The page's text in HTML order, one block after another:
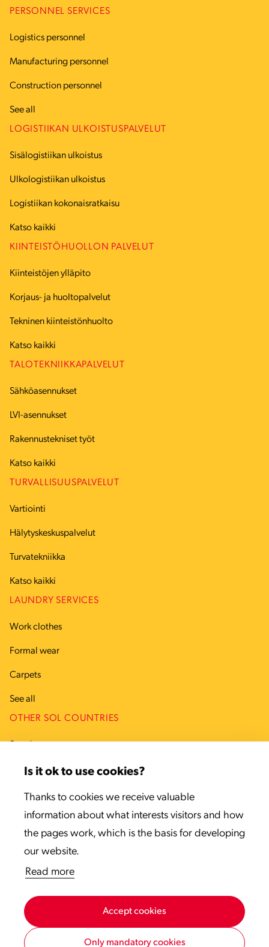
Is it ok to use cookies?
Thanks to cookies we receive valuable
information about what interests visitors and how
the pages work, which is the basis for developing
our website.
Read more
Accept cookies
Only mandatory cookies
PERSONNEL SERVICES
Logistics personnel
Manufacturing personnel
Construction personnel
See all
LOGISTIIKAN ULKOISTUSPALVELUT
Sisälogistiikan ulkoistus
Ulkologistiikan ulkoistus
Logistiikan kokonaisratkaisu
Katso kaikki
KIINTEISTÖHUOLLON PALVELUT
Kiinteistöjen ylläpito
Korjaus- ja huoltopalvelut
Tekninen kiinteistönhuolto
Katso kaikki
TALOTEKNIIKKAPALVELUT
Sähköasennukset
LVI-asennukset
Rakennustekniset työt
Katso kaikki
TURVALLISUUSPALVELUT
Vartiointi
Hälytyskeskuspalvelut
Turvatekniikka
Katso kaikki
LAUNDRY SERVICES
Work clothes
Formal wear
Carpets
See all
OTHER SOL COUNTRIES
Denmark
Estonia
Latvia
Lithuania